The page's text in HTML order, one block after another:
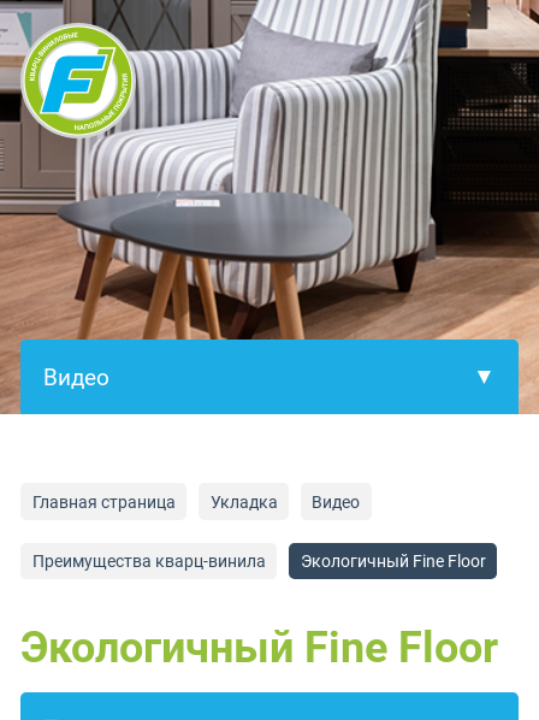
Главная страница Укладка Видео
Преимущества кварц-винила Экологичный Fine Floor
Экологичный Fine Floor
×